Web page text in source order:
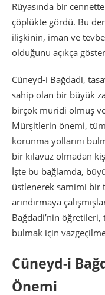
Rüyasında bir
çöplükte gördü. Bu
ilişkinin, iman ve
olduğunu açıkça
Cüneyd-i Bağdadi,
sahip olan bir büyük
birçok müridi olmuş
Mürşitlerin önemi,
korunma yollarını
bir kılavuz olmadan
İşte bu bağlamda,
üstlenerek samimi bir
arındırmaya
Bağdadi’nin
bulmak için
Cüneyd-i
Önemi